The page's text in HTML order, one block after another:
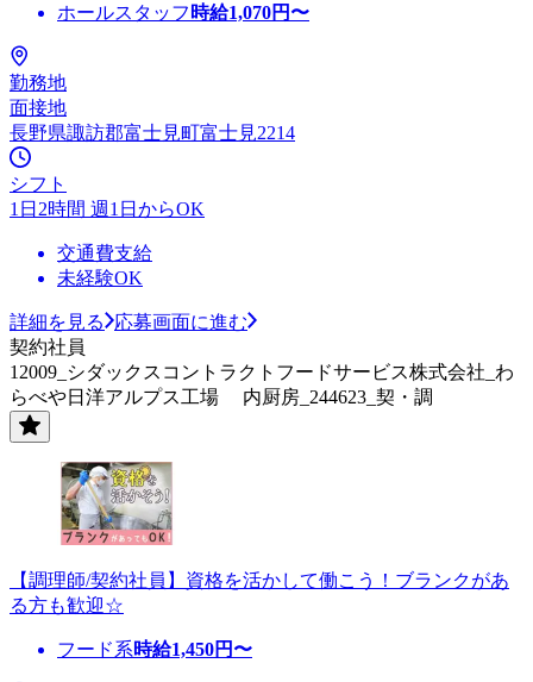
ホールスタッフ 時給1,070円〜
勤務地
面接地
長野県諏訪郡富士見町富士見2214
シフト
1日2時間 週1日からOK
交通費支給
未経験OK
詳細を見る
応募画面に進む
契約社員
12009_シダックスコントラクトフードサービス株式会社_わ
らべや日洋アルプス工場 内厨房_244623_契・調
【調理師/契約社員】資格を活かして働こう！ブランクがあ
る方も歓迎☆
フード系時給1,450円〜